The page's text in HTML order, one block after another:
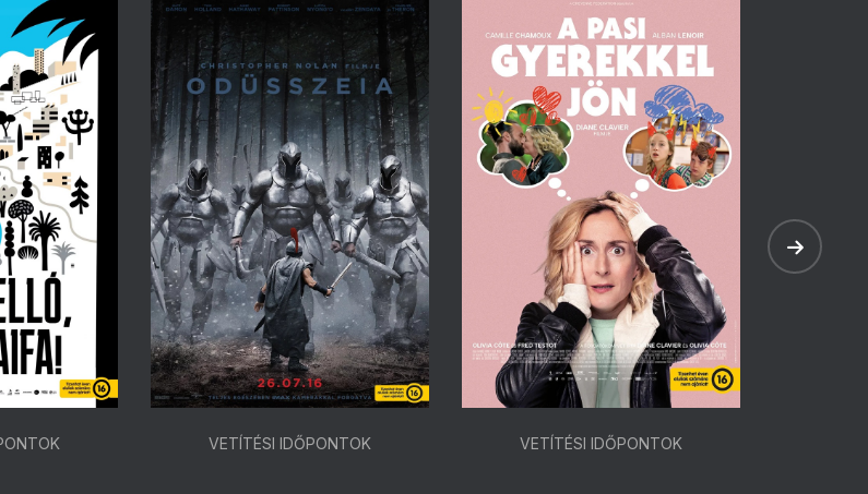
VETÍTÉSI IDŐPONTOK VETÍTÉSI IDŐPONTOK